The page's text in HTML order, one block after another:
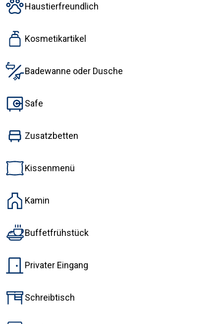
Haustierfreundlich
Kosmetikartikel
Badewanne oder Dusche
Safe
Zusatzbetten
Kissenmenü
Kamin
Buffetfrühstück
Privater Eingang
Schreibtisch